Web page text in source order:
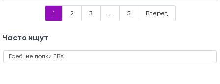
1 2 3 … 5 Вперед
Часто ищут
Гребные лодки ПВХ